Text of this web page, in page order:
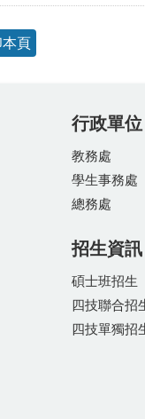
頁
行政單位
教務處
學生事務處
總務處
招生資訊
碩士班招生
四技聯合招
四技單獨招